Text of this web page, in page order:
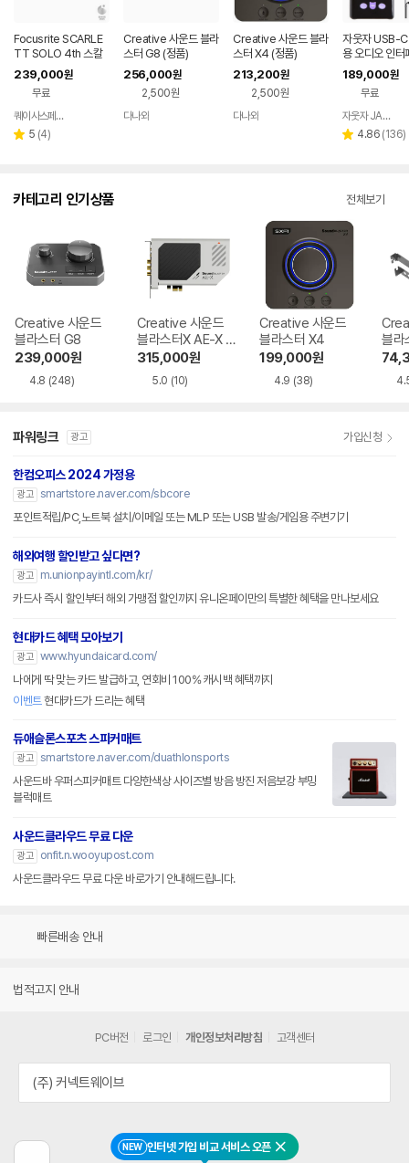
NEW 인터넷 가입 비교 서비스 오픈 닫기
Focusrite SCARLE
TT SOLO 4th 스칼
렛 솔로 4세대 오디오
인터페이스
239,000원
무료
퀘이사스페이스
별 5 리
(4)
Creative 사운드 블라
스터 G8 (정품)
256,000원
2,500원
다나와
Creative 사운드 블라
스터 X4 (정품)
213,200원
2,500원
다나와
자웃자 USB-C
용 오디오 인터
189,000원
무료
자웃자 JAUTJA
별 4.86 리
(136)
카테고리 인기상품 전체보기
Creative 사운드
블라스터 G8
239,000원
4.8 (248)
Creative 사운드
블라스터X AE-X P
CI-e
315,000원
5.0 (10)
Creative 사운드
블라스터 X4
199,000원
4.9 (38)
블라
FX
파워링크 광고 가입신청
한컴오피스 2024 가정용
광고 smartstore.naver.com/sbcore
포인트적립/PC,노트북 설치/이메일 또는 MLP 또는 USB 발송/게임용 주변기기
해외여행 할인받고 싶다면?
광고
m.unionpayintl.com/kr/
카드사 즉시 할인부터 해외 가맹점 할인까지 유니온페이만의 특별한 혜택을 만나보세요
현대카드 혜택 모아보기
광고 www.hyundaicard.com/
나에게 딱 맞는 카드 발급하고, 연회비 100% 캐시백 혜택까지
이벤트현대카드가 드리는 혜택
듀애슬론스포츠 스피커매트
광고 smartstore.naver.com/duathlonsports
사운드바 우퍼스피커매트 다양한색상 사이즈별 방음 방진 저음보강 부밍
블럭매트
사운드클라우드 무료 다운
광고
onfit.n.wooyupost.com
사운드클라우드 무료 다운 바로가기 안내해드립니다.
빠른배송 안내
법적고지 안내
PC버전 로그인 개인정보처리방침 고객센터
(주) 커넥트웨이브